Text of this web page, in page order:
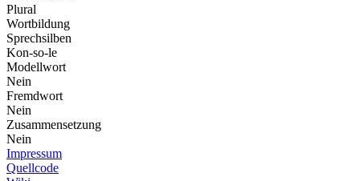
Plural
Wortbildung
Sprechsilben
Kon-so-le
Modellwort
Nein
Fremdwort
Nein
Zusammensetzung
Nein
Impressum
Quellcode